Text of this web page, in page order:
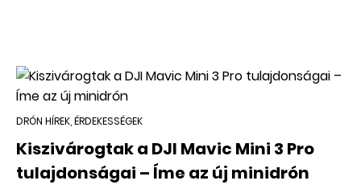
DRÓN HÍREK, ÉRDEKESSÉGEK
Kiszivárogtak a DJI Mavic Mini 3 Pro
tulajdonságai – Íme az új minidrón